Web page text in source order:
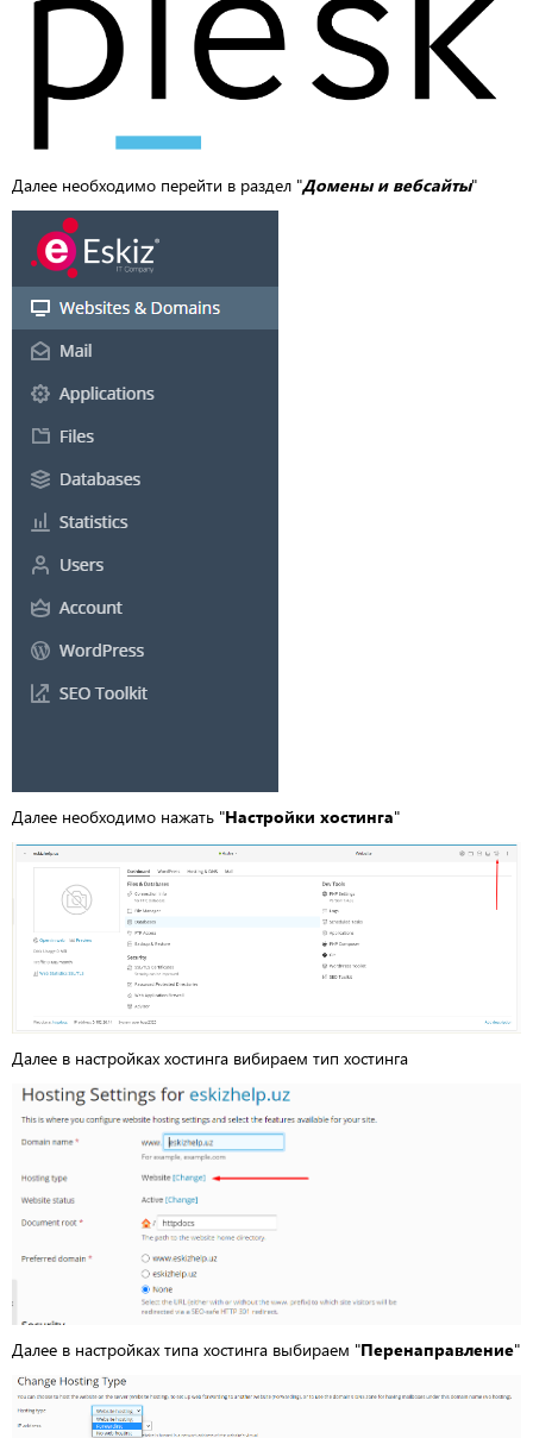
Далее необходимо перейти в раздел "Доменыи вебсайты"
Далее необходимо нажать "Настройки хостинга"
Далее в настройках хостинга вибираем тип хостинга
Далее в настройках типа хостинга выбираем "Перенаправление"